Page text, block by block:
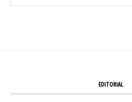
EDITORIAL